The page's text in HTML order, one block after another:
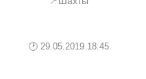
29.05.2019 18:45